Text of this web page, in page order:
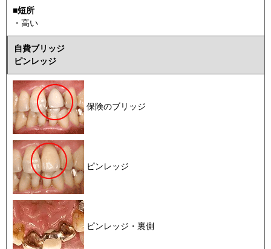
■短所
・高い
自費ブリッジ
ピンレッジ
保険のブリッジ
ピンレッジ
ピンレッジ・裏側